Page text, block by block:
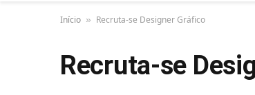
Início » Recruta-se Designer Gráfico
Recruta-se